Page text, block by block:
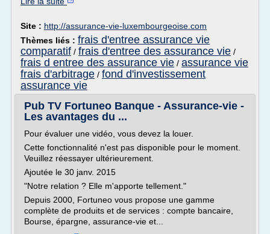
Site : http://assurance-vie-luxembourgeoise.com
Thèmes liés : frais d'entree assurance vie
comparatif / frais d'entree des assurance vie /
frais d entree des assurance vie / assurance vie
frais d'arbitrage / fond d'investissement
assurance vie
Pub TV Fortuneo Banque - Assurance-vie -
Les avantages du ...
Pour évaluer une vidéo, vous devez la louer.
Cette fonctionnalité n'est pas disponible pour le moment.
Veuillez réessayer ultérieurement.
Ajoutée le 30 janv. 2015
"Notre relation ? Elle m'apporte tellement."
Depuis 2000, Fortuneo vous propose une gamme
complète de produits et de services : compte bancaire,
Bourse, épargne, assurance-vie et...